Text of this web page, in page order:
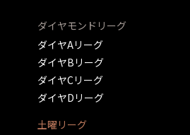
ダイヤモンドリーグ
ダイヤAリーグ
ダイヤBリーグ
ダイヤCリーグ
ダイヤDリーグ
土曜リーグ